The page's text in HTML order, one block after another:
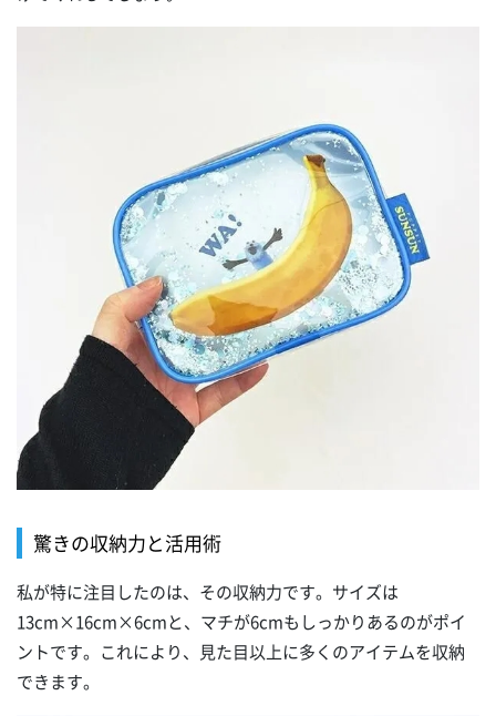
驚きの収納力と活用術
私が特に注目したのは、その収納力です。サイズは
13cm×16cm×6cmと、マチが6cmもしっかりあるのがポイ
ントです。これにより、見た目以上に多くのアイテムを収納
できます。